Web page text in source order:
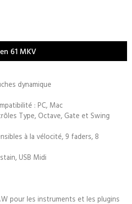
61 MKV
dynamique
: PC, Mac
Type, Octave, Gate et Swing
à la vélocité, 9 faders, 8
USB Midi
pour les instruments et les plugins